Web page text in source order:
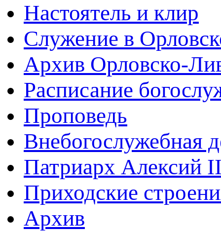
Настоятель и клир
Служение в
Архив Орловско-
Расписание
Проповедь
Внебогослужебная
Патриарх Алексий
Приходские
Архив